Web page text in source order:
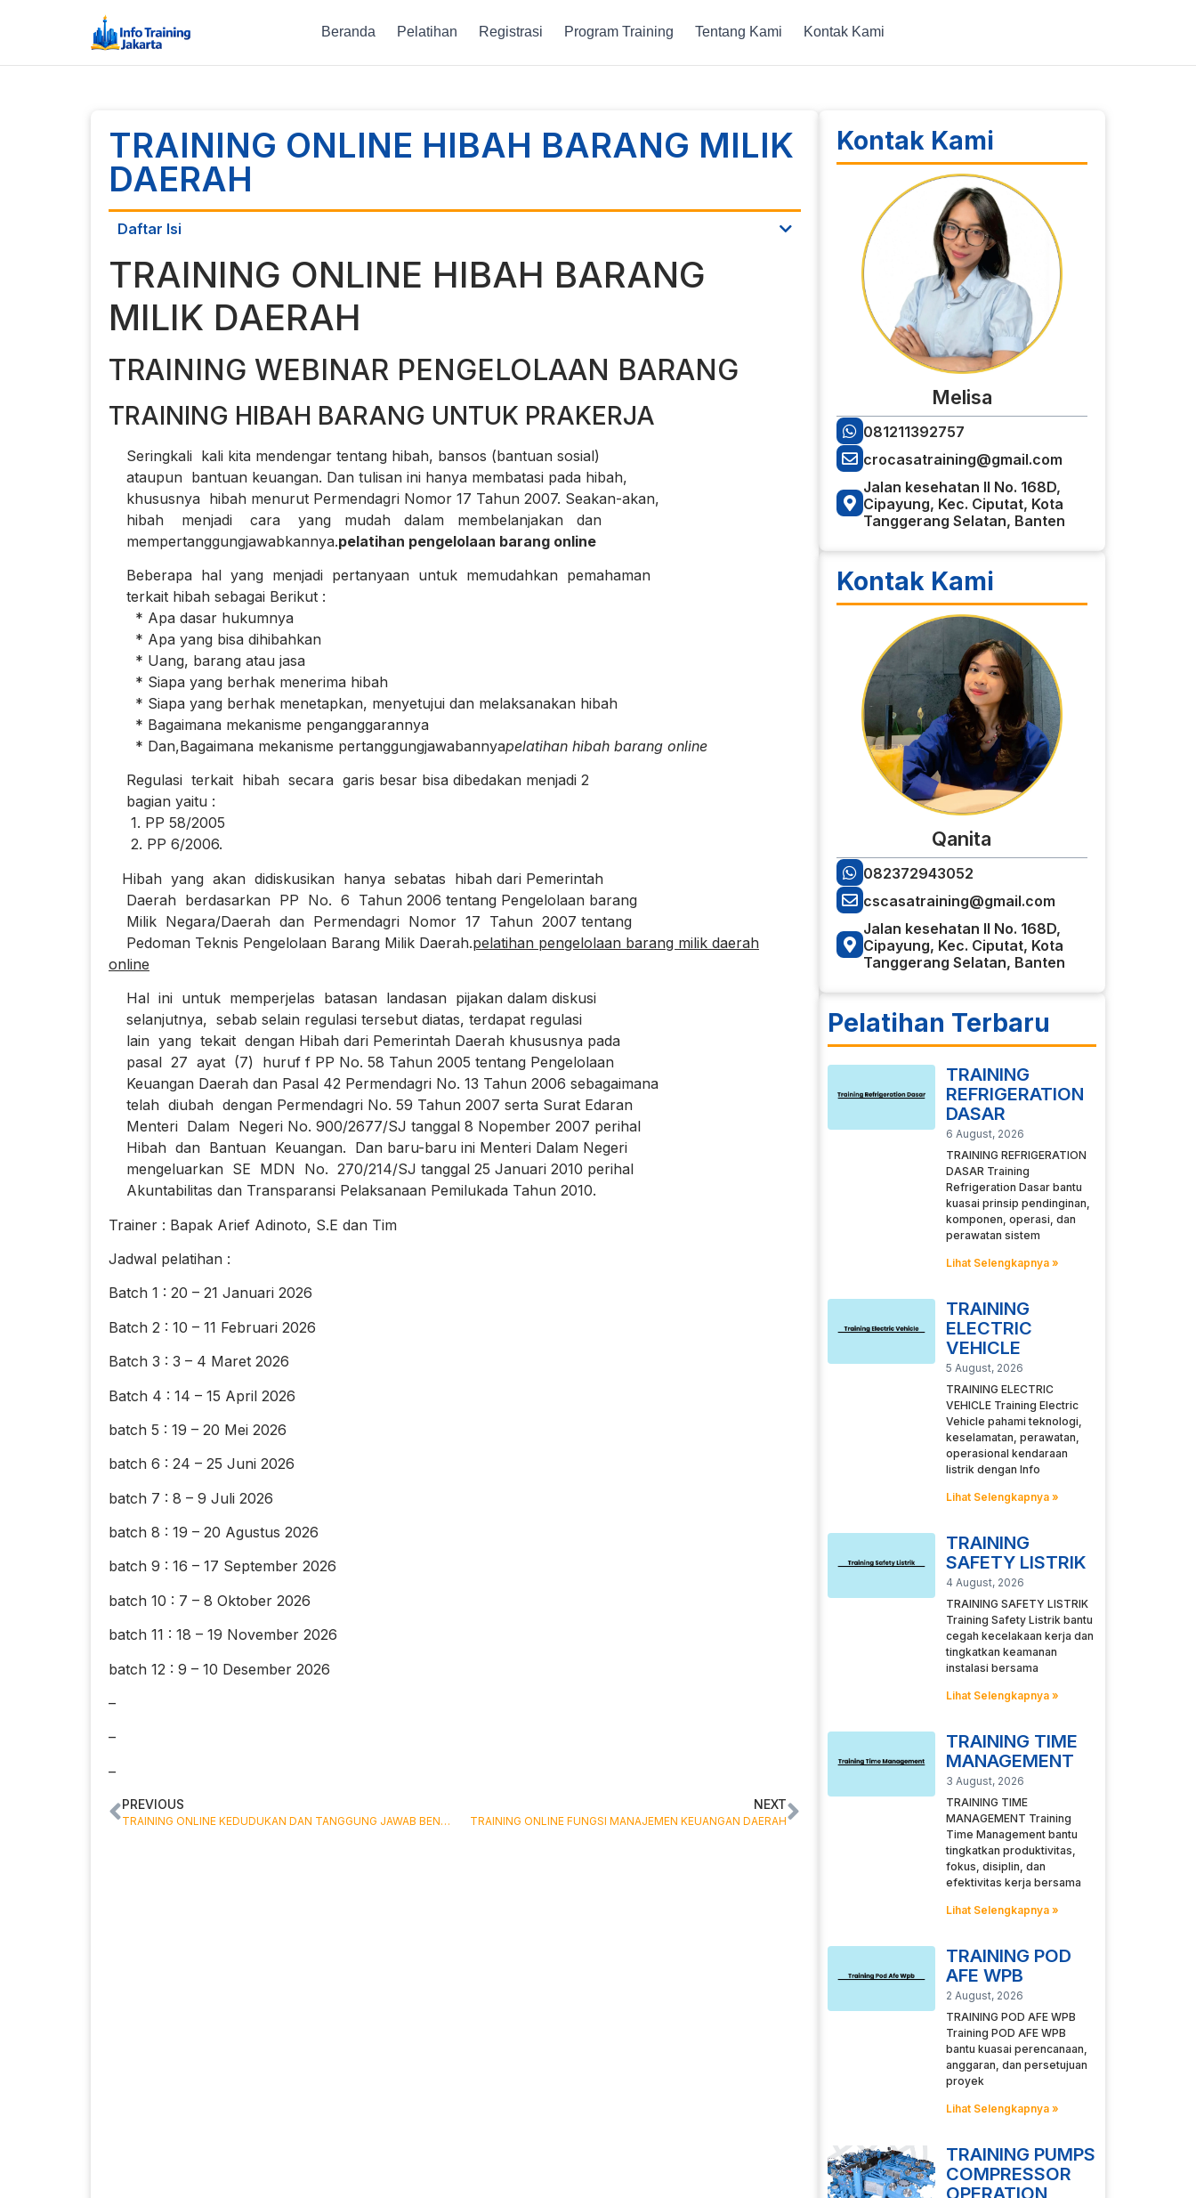
Beranda Pelatihan Registrasi Program Training Tentang Kami Kontak Kami
TRAINING ONLINE HIBAH BARANG MILIK
DAERAH
Daftar Isi
TRAINING ONLINE HIBAH BARANG
MILIK DAERAH
TRAINING WEBINAR PENGELOLAAN BARANG
TRAINING HIBAH BARANG UNTUK PRAKERJA
Seringkali kali kita mendengar tentang hibah, bansos (bantuan sosial)
ataupun bantuan keuangan. Dan tulisan ini hanya membatasi pada hibah,
khususnya hibah menurut Permendagri Nomor 17 Tahun 2007. Seakan-akan,
hibah menjadi cara yang mudah dalam membelanjakan dan
mempertanggungjawabkannya.pelatihan pengelolaan barang online
Beberapa hal yang menjadi pertanyaan untuk memudahkan pemahaman
terkait hibah sebagai Berikut :
* Apa dasar hukumnya
* Apa yang bisa dihibahkan
* Uang, barang atau jasa
* Siapa yang berhak menerima hibah
* Siapa yang berhak menetapkan, menyetujui dan melaksanakan hibah
* Bagaimana mekanisme penganggarannya
* Dan,Bagaimana mekanisme pertanggungjawabannyapelatihan hibah barang online
Regulasi terkait hibah secara garis besar bisa dibedakan menjadi 2
bagian yaitu :
1. PP 58/2005
2. PP 6/2006.
Hibah yang akan didiskusikan hanya sebatas hibah dari Pemerintah
Daerah berdasarkan PP No. 6 Tahun 2006 tentang Pengelolaan barang
Milik Negara/Daerah dan Permendagri Nomor 17 Tahun 2007 tentang
Pedoman Teknis Pengelolaan Barang Milik Daerah.pelatihan pengelolaan barang milik daerah
online
Hal ini untuk memperjelas batasan landasan pijakan dalam diskusi
selanjutnya, sebab selain regulasi tersebut diatas, terdapat regulasi
lain yang tekait dengan Hibah dari Pemerintah Daerah khususnya pada
pasal 27 ayat (7) huruf f PP No. 58 Tahun 2005 tentang Pengelolaan
Keuangan Daerah dan Pasal 42 Permendagri No. 13 Tahun 2006 sebagaimana
telah diubah dengan Permendagri No. 59 Tahun 2007 serta Surat Edaran
Menteri Dalam Negeri No. 900/2677/SJ tanggal 8 Nopember 2007 perihal
Hibah dan Bantuan Keuangan. Dan baru-baru ini Menteri Dalam Negeri
mengeluarkan SE MDN No. 270/214/SJ tanggal 25 Januari 2010 perihal
Akuntabilitas dan Transparansi Pelaksanaan Pemilukada Tahun 2010.
Trainer : Bapak Arief Adinoto, S.E dan Tim
Jadwal pelatihan :
Batch 1 : 20 – 21 Januari 2026
Batch 2 : 10 – 11 Februari 2026
Batch 3 : 3 – 4 Maret 2026
Batch 4 : 14 – 15 April 2026
batch 5 : 19 – 20 Mei 2026
batch 6 : 24 – 25 Juni 2026
batch 7 : 8 – 9 Juli 2026
batch 8 : 19 – 20 Agustus 2026
batch 9 : 16 – 17 September 2026
batch 10 : 7 – 8 Oktober 2026
batch 11 : 18 – 19 November 2026
batch 12 : 9 – 10 Desember 2026
–
–
–
PREVIOUS
TRAINING ONLINE KEDUDUKAN DAN TANGGUNG JAWAB BENDAHARA
NEXT
TRAINING ONLINE FUNGSI MANAJEMEN KEUANGAN DAERAH
Kontak Kami
Melisa
081211392757
crocasatraining@gmail.com
Jalan kesehatan II No. 168D,
Cipayung, Kec. Ciputat, Kota
Tanggerang Selatan, Banten
Kontak Kami
Qanita
082372943052
cscasatraining@gmail.com
Jalan kesehatan II No. 168D,
Cipayung, Kec. Ciputat, Kota
Tanggerang Selatan, Banten
Pelatihan Terbaru
TRAINING
REFRIGERATION
DASAR
6 August, 2026
TRAINING REFRIGERATION
DASAR Training
Refrigeration Dasar bantu
kuasai prinsip pendinginan,
komponen, operasi, dan
perawatan sistem
Lihat Selengkapnya »
TRAINING
ELECTRIC
VEHICLE
5 August, 2026
TRAINING ELECTRIC
VEHICLE Training Electric
Vehicle pahami teknologi,
keselamatan, perawatan,
operasional kendaraan
listrik dengan Info
Lihat Selengkapnya »
TRAINING
SAFETY LISTRIK
4 August, 2026
TRAINING SAFETY LISTRIK
Training Safety Listrik bantu
cegah kecelakaan kerja dan
tingkatkan keamanan
instalasi bersama
Lihat Selengkapnya »
TRAINING TIME
MANAGEMENT
3 August, 2026
TRAINING TIME
MANAGEMENT Training
Time Management bantu
tingkatkan produktivitas,
fokus, disiplin, dan
efektivitas kerja bersama
Lihat Selengkapnya »
TRAINING POD
AFE WPB
2 August, 2026
TRAINING POD AFE WPB
Training POD AFE WPB
bantu kuasai perencanaan,
anggaran, dan persetujuan
proyek
Lihat Selengkapnya »
TRAINING PUMPS
COMPRESSOR